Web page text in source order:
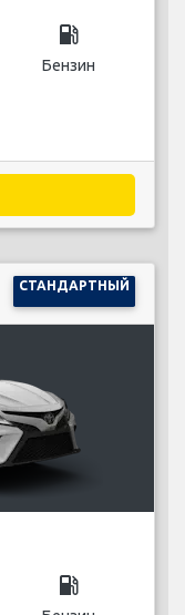
local_gas_station
Бензин
СТАНДАРТНЫЙ
local_gas_station